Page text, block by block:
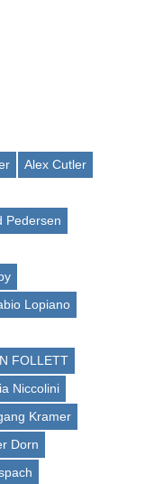
Alex Cutler
Pedersen
Lopiano
FOLLETT
Niccolini
Kramer
Dorn